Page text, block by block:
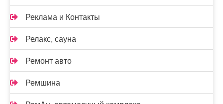
Реклама и Контакты
Релакс, сауна
Ремонт авто
Ремшина